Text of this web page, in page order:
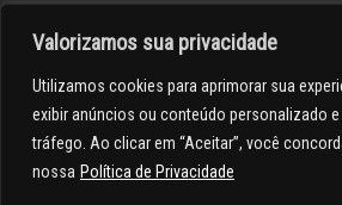
Valorizamos sua privacidade
Utilizamos cookies para aprimorar sua
exibir anúncios ou conteúdo personalizado
tráfego. Ao clicar em “Aceitar”, você
nossa Política de Privacidade
><(((º> 17